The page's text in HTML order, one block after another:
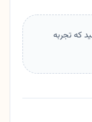
که تجربه